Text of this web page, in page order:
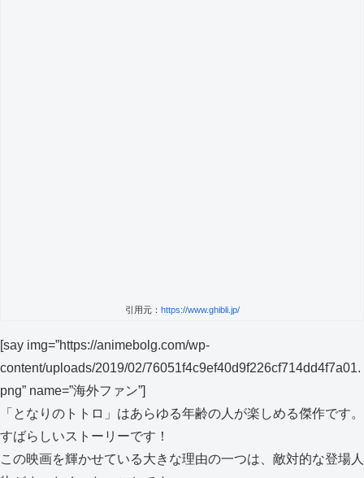
引用元： https://www.ghibli.jp/
[say img=”https://animebolg.com/wp-
content/uploads/2019/02/76051f4c9ef40d9f226cf714dd4f7a01.
png” name=”海外ファン”]
「となりのトトロ」はあらゆる年齢の人が楽しめる傑作です。
すばらしいストーリーです！
この映画を輝かせている大きな理由の一つは、敵対的な登場人